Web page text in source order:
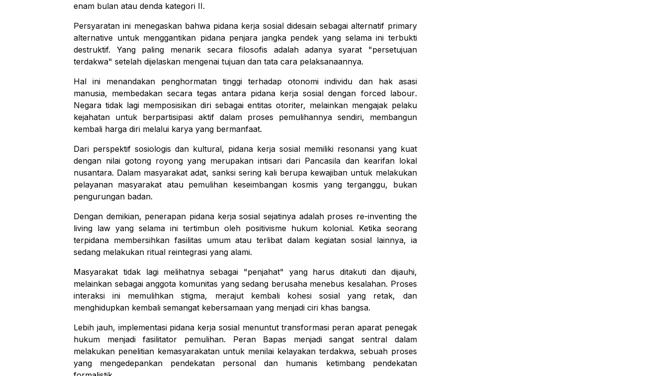
enam bulan atau denda kategori II.
Persyaratan ini menegaskan bahwa pidana kerja sosial didesain sebagai alternatif primary
alternative untuk menggantikan pidana penjara jangka pendek yang selama ini terbukti
destruktif. Yang paling menarik secara filosofis adalah adanya syarat "persetujuan
terdakwa" setelah dijelaskan mengenai tujuan dan tata cara pelaksanaannya.
Hal ini menandakan penghormatan tinggi terhadap otonomi individu dan hak asasi
manusia, membedakan secara tegas antara pidana kerja sosial dengan forced labour.
Negara tidak lagi memposisikan diri sebagai entitas otoriter, melainkan mengajak pelaku
kejahatan untuk berpartisipasi aktif dalam proses pemulihannya sendiri, membangun
kembali harga diri melalui karya yang bermanfaat.
Dari perspektif sosiologis dan kultural, pidana kerja sosial memiliki resonansi yang kuat
dengan nilai gotong royong yang merupakan intisari dari Pancasila dan kearifan lokal
nusantara. Dalam masyarakat adat, sanksi sering kali berupa kewajiban untuk melakukan
pelayanan masyarakat atau pemulihan keseimbangan kosmis yang terganggu, bukan
pengurungan badan.
Dengan demikian, penerapan pidana kerja sosial sejatinya adalah proses re-inventing the
living lawyang selama ini tertimbun oleh positivisme hukum kolonial. Ketika seorang
terpidana membersihkan fasilitas umum atau terlibat dalam kegiatan sosial lainnya, ia
sedang melakukan ritual reintegrasi yang alami.
Masyarakat tidak lagi melihatnya sebagai "penjahat" yang harus ditakuti dan dijauhi,
melainkan sebagai anggota komunitas yang sedang berusaha menebus kesalahan. Proses
interaksi ini memulihkan stigma, merajut kembali kohesi sosial yang retak, dan
menghidupkan kembali semangat kebersamaan yang menjadi ciri khas bangsa.
Lebih jauh, implementasi pidana kerja sosial menuntut transformasi peran aparat penegak
hukum menjadi fasilitator pemulihan. Peran Bapas menjadi sangat sentral dalam
melakukan penelitian kemasyarakatan untuk menilai kelayakan terdakwa, sebuah proses
yang mengedepankan pendekatan personal dan humanis ketimbang pendekatan